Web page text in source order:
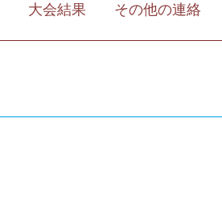
大会結果 その他の連絡